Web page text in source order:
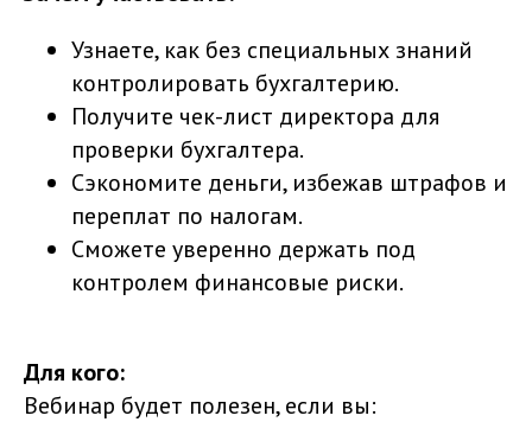
Узнаете, как без специальных знаний
контролировать бухгалтерию.
Получите чек-лист директора для
проверки бухгалтера.
Сэкономите деньги, избежав штрафов и
переплат по налогам.
Сможете уверенно держать под
контролем финансовые риски.
Для кого:
Вебинар будет полезен, если вы: